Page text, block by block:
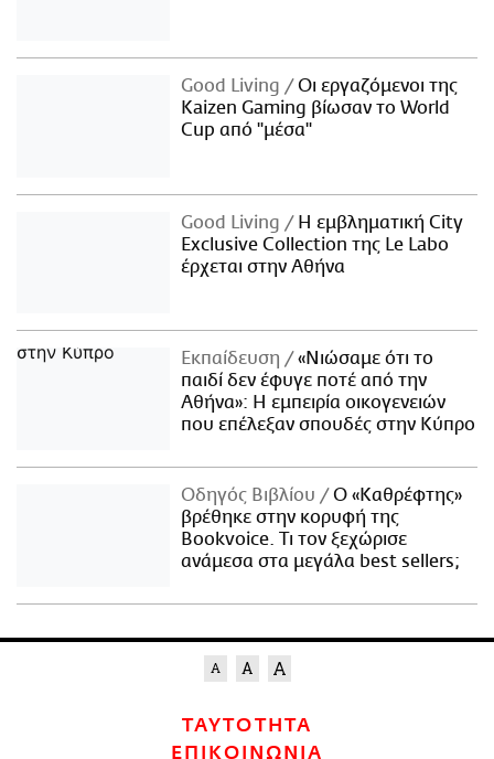
Good Living
Οι εργαζόμενοι της
Kaizen Gaming βίωσαν το World
Cup από "μέσα"
Good Living
Η εμβληματική City
Exclusive Collection της Le Labo
έρχεται στην Αθήνα
Εκπαίδευση
«Νιώσαμε ότι το
παιδί δεν έφυγε ποτέ από την
Αθήνα»: Η εμπειρία οικογενειών
που επέλεξαν σπουδές στην Κύπρο
Οδηγός Βιβλίου
Ο «Καθρέφτης»
βρέθηκε στην κορυφή της
Bookvoice. Τι τον ξεχώρισε
ανάμεσα στα μεγάλα best sellers;
ΤΑΥΤΟΤΗΤΑ
ΕΠΙΚΟΙΝΩΝΙΑ